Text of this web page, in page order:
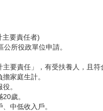
主要責任者)
所役政單位申請。
要責任」，有受扶養人，且符
家庭生計。
。
歲。
中低收入戶。